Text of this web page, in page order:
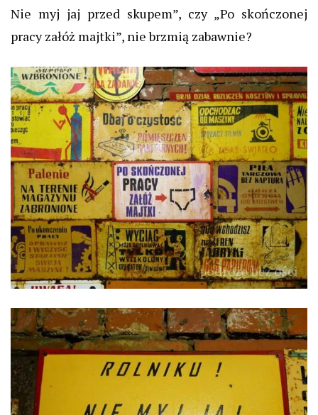
Nie myj jaj przed skupem”, czy „Po skończonej
pracy załóż majtki”, nie brzmią zabawnie?